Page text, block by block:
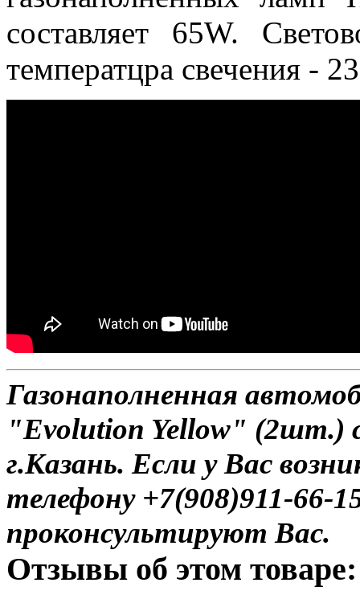
составляет 65W.
температцра свечения -
Газонаполненная
"Evolution Yellow" (2шт.)
г.Казань. Если у Вас
телефону +7(908)911-
проконсультируют Вас.
Отзывы об этом товаре: